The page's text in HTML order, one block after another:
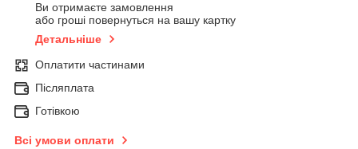
Ви отримаєте замовлення
або гроші повернуться на вашу картку
Детальніше
Оплатити частинами
Післяплата
Готівкою
Всі умови оплати